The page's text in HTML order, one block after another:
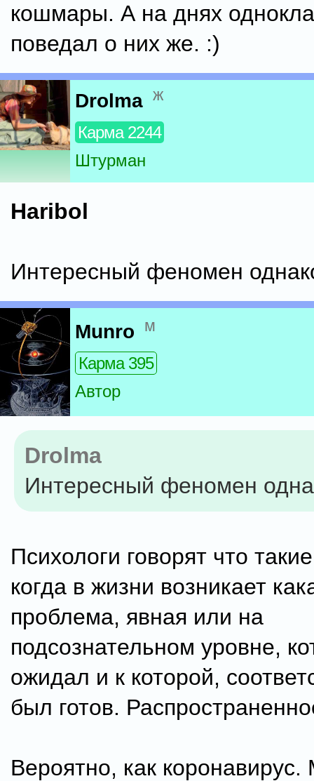
кошмары. А на днях
поведал о них же. :)
Drolma ж
Карма 2244
Штурман
Haribol
Интересный феномен
Munro м
Карма 395
Автор
Drolma
Интересный феномен
Психологи говорят что
когда в жизни возникает
проблема, явная или на
подсознательном уровне,
ожидал и к которой,
был готов.
Вероятно, как